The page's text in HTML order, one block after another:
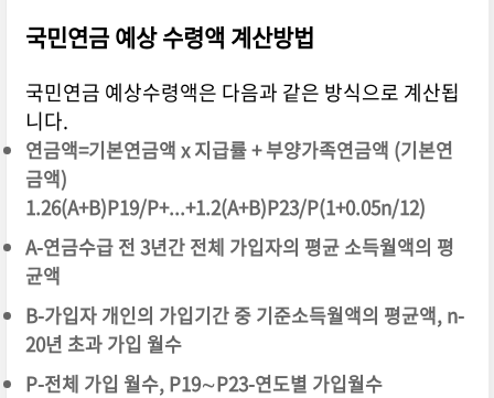
국민연금 예상 수령액 계산방법
국민연금 예상수령액은 다음과 같은 방식으로 계산됩
니다.
연금액=기본연금액 x 지급률 + 부양가족연금액 (기본연
금액)
1.26(A+B)P19/P+...+1.2(A+B)P23/P(1+0.05n/12)
A-연금수급 전 3년간 전체 가입자의 평균 소득월액의 평
균액
B-가입자 개인의 가입기간 중 기준소득월액의 평균액, n-
20년 초과 가입 월수
P-전체 가입 월수, P19∼P23-연도별 가입월수